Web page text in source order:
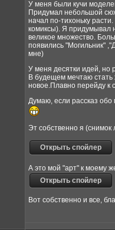
У меня были кучи
Придумал небольшой
начал по-тихоньку
комиксы). Я придумывал
великое множество.
появились "Могильник"
мне)
У меня десятки идей, но
В будещем мечтаю стать
новое.Плавно перейду к
Думаю, если рассказ обо
Эт собственно я (снимок
А это мой "арт" к моему
Вот собственно и все,